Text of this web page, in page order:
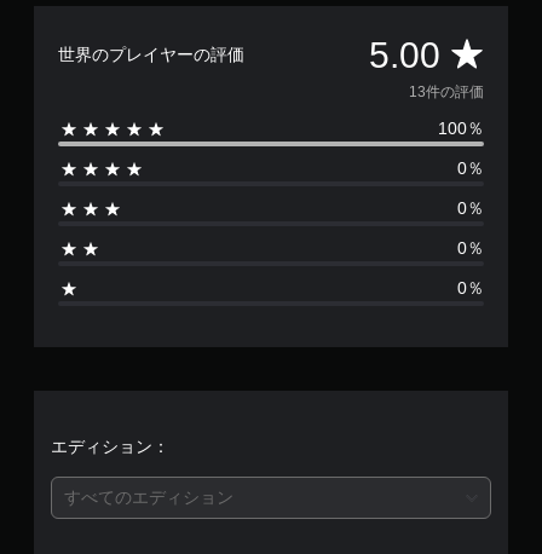
世界のプレイヤーの評価 5.00 評
価
数
は
3
13件の評価
100％
0％
0％
0％
0％
エディション：
すべてのエディション